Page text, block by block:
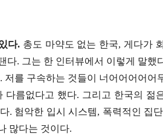
다. 총도 마약도 없는 한국, 게다가
다. 그는 한 인터뷰에서 이렇게 말했
저를 구속하는 것들이 너어어어어어
다름없다고 했다. 그리고 한국의 젊
. 험악한 입시 시스템, 폭력적인 집
많다는 것이다.